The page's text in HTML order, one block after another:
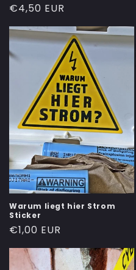
Normaler
Preis
€4,50 EUR
Warum liegt hier Strom
Sticker
Normaler
Preis
€1,00 EUR